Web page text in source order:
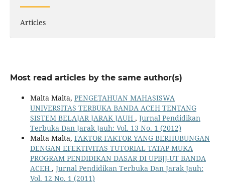
Articles
Most read articles by the same author(s)
Malta Malta, PENGETAHUAN MAHASISWA
UNIVERSITAS TERBUKA BANDA ACEH TENTANG
SISTEM BELAJAR JARAK JAUH , Jurnal Pendidikan
Terbuka Dan Jarak Jauh: Vol. 13 No. 1 (2012)
Malta Malta, FAKTOR-FAKTOR YANG BERHUBUNGAN
DENGAN EFEKTIVITAS TUTORIAL TATAP MUKA
PROGRAM PENDIDIKAN DASAR DI UPBJJ-UT BANDA
ACEH , Jurnal Pendidikan Terbuka Dan Jarak Jauh:
Vol. 12 No. 1 (2011)